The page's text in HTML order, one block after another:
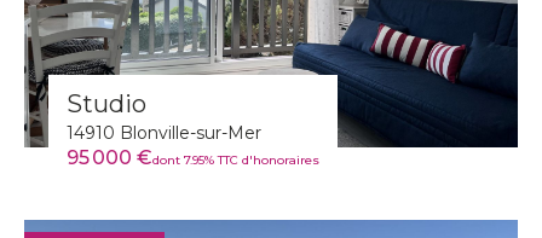
Studio
14910 Blonville-sur-Mer
95 000 €dont 7.95% TTC d'honoraires